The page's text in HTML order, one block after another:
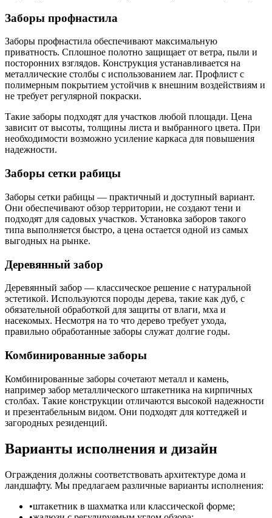
Заборы профнастила
Заборы профнастила обеспечивают максимальную
приватность. Сплошное полотно защищает от ветра, пыли и
посторонних взглядов. Конструкция устанавливается на
металлические столбы с использованием лаг. Профлист с
полимерным покрытием устойчив к внешним воздействиям и
не требует регулярной покраски.
Такие заборы подходят для участков любой площади. Цена
зависит от высоты, толщины листа и выбранного цвета. При
необходимости возможно усиление каркаса для повышения
надежности.
Заборы сетки рабицы
Заборы сетки рабицы — практичный и доступный вариант.
Они обеспечивают обзор территории, не создают тени и
подходят для садовых участков. Установка заборов такого
типа выполняется быстро, а цена остается одной из самых
выгодных на рынке.
Деревянный забор
Деревянный забор — классическое решение с натуральной
эстетикой. Используются породы дерева, такие как дуб, с
обязательной обработкой для защиты от влаги, мха и
насекомых. Несмотря на то что дерево требует ухода,
правильно обработанные заборы служат долгие годы.
Комбинированные заборы
Комбинированные заборы сочетают металл и камень,
например забор металлического штакетника на кирпичных
столбах. Такие конструкции отличаются высокой надежности
и презентабельным видом. Они подходят для коттеджей и
загородных резиденций.
Варианты исполнения и дизайн
Ограждения должны соответствовать архитектуре дома и
ландшафту. Мы предлагаем различные варианты исполнения:
штакетник в шахматка или классической форме;